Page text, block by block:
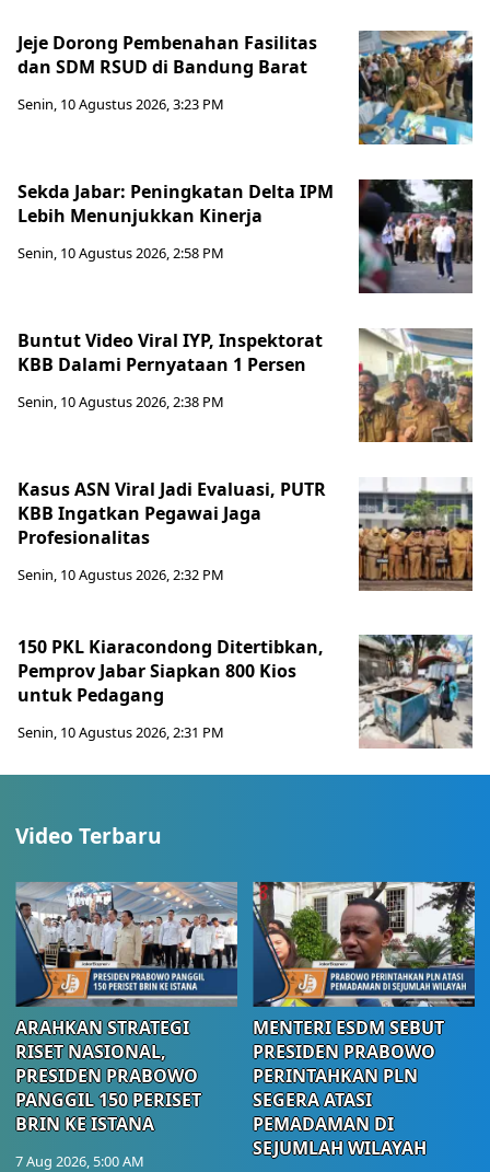
Jeje Dorong Pembenahan Fasilitas
dan SDM RSUD di Bandung Barat
Senin, 10 Agustus 2026, 3:23 PM
Sekda Jabar: Peningkatan Delta IPM
Lebih Menunjukkan Kinerja
Senin, 10 Agustus 2026, 2:58 PM
Buntut Video Viral IYP, Inspektorat
KBB Dalami Pernyataan 1 Persen
Senin, 10 Agustus 2026, 2:38 PM
Kasus ASN Viral Jadi Evaluasi, PUTR
KBB Ingatkan Pegawai Jaga
Profesionalitas
Senin, 10 Agustus 2026, 2:32 PM
150 PKL Kiaracondong Ditertibkan,
Pemprov Jabar Siapkan 800 Kios
untuk Pedagang
Senin, 10 Agustus 2026, 2:31 PM
Video Terbaru
ARAHKAN STRATEGI
RISET NASIONAL,
PRESIDEN PRABOWO
PANGGIL 150 PERISET
BRIN KE ISTANA
7 Aug 2026, 5:00 AM
MENTERI ESDM SEBUT
PRESIDEN PRABOWO
PERINTAHKAN PLN
SEGERA ATASI
PEMADAMAN DI
SEJUMLAH WILAYAH